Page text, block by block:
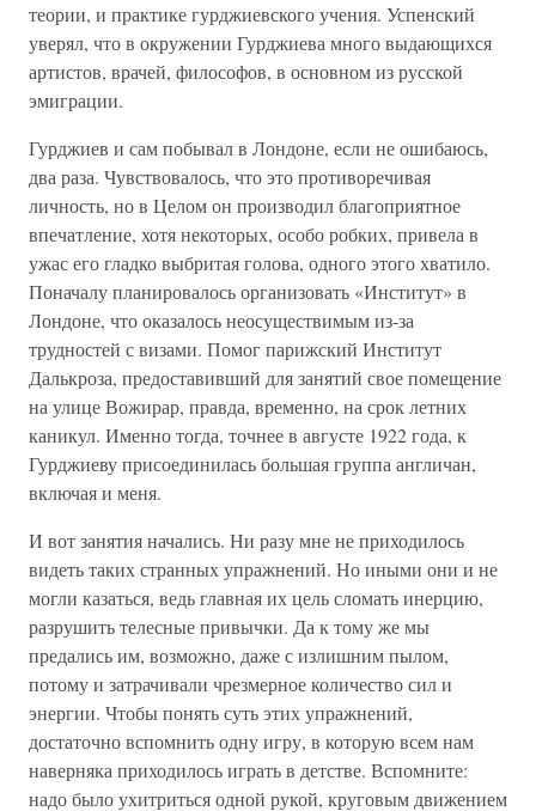
теории, и практике гурджиевского учения. Успенский
уверял, что в окружении Гурджиева много выдающихся
артистов, врачей, философов, в основном из русской
эмиграции.
Гурджиев и сам побывал в Лондоне, если не ошибаюсь,
два раза. Чувствовалось, что это противоречивая
личность, но в Целом он производил благоприятное
впечатление, хотя некоторых, особо робких, привела в
ужас его гладко выбритая голова, одного этого хватило.
Поначалу планировалось организовать «Институт» в
Лондоне, что оказалось неосуществимым из-за
трудностей с визами. Помог парижский Институт
Далькроза, предоставивший для занятий свое помещение
на улице Вожирар, правда, временно, на срок летних
каникул. Именно тогда, точнее в августе 1922 года, к
Гурджиеву присоединилась большая группа англичан,
включая и меня.
И вот занятия начались. Ни разу мне не приходилось
видеть таких странных упражнений. Но иными они и не
могли казаться, ведь главная их цель сломать инерцию,
разрушить телесные привычки. Да к тому же мы
предались им, возможно, даже с излишним пылом,
потому и затрачивали чрезмерное количество сил и
энергии. Чтобы понять суть этих упражнений,
достаточно вспомнить одну игру, в которую всем нам
наверняка приходилось играть в детстве. Вспомните:
надо было ухитриться одной рукой, круговым движением